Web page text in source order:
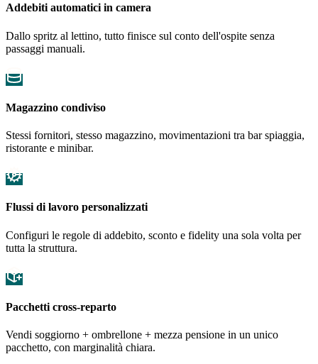
Addebiti automatici in camera
Dallo spritz al lettino, tutto finisce sul conto dell'ospite senza
passaggi manuali.
Magazzino condiviso
Stessi fornitori, stesso magazzino, movimentazioni tra bar spiaggia,
ristorante e minibar.
Flussi di lavoro personalizzati
Configuri le regole di addebito, sconto e fidelity una sola volta per
tutta la struttura.
Pacchetti cross-reparto
Vendi soggiorno + ombrellone + mezza pensione in un unico
pacchetto, con marginalità chiara.